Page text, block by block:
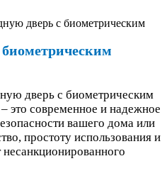
дверь с биометрическим
это современное и надежное
вашего дома или
простоту использования и